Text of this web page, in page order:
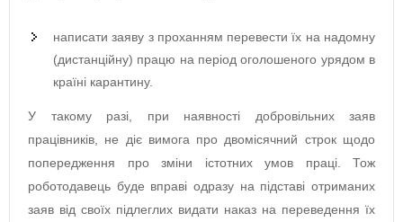
написати заяву з проханням перевести їх на надомну
(дистанційну) працю на період оголошеного урядом в
країні карантину.
У такому разі, при наявності добровільних заяв
працівників, не діє вимога про двомісячний строк щодо
попередження про зміни істотних умов праці. Тож
роботодавець буде вправі одразу на підставі отриманих
заяв від своїх підлеглих видати наказ на переведення їх